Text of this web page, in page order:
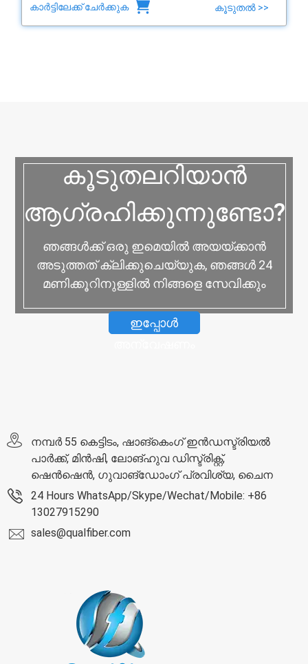
കാർട്ടിലേക്ക് ചേർക്കുക കൂടുതൽ >>
കൂടുതലറിയാൻ
ആഗ്രഹിക്കുന്നുണ്ടോ?
ഞങ്ങൾക്ക് ഒരു ഇമെയിൽ അയയ്‌ക്കാൻ
അടുത്തത് ക്ലിക്കുചെയ്യുക, ഞങ്ങൾ 24
മണിക്കൂറിനുള്ളിൽ നിങ്ങളെ സേവിക്കും
ഇപ്പോൾ
നമ്പർ 55 കെട്ടിടം, ഷാങ്‌കെംഗ് ഇൻഡസ്ട്രിയൽ
പാർക്ക്, മിൻ‌ഷി, ലോങ്‌ഹുവ ഡിസ്ട്രിക്റ്റ്,
ഷെൻ‌ഷെൻ, ഗുവാങ്‌ഡോംഗ് പ്രവിശ്യ, ചൈന
24 Hours WhatsApp/Skype/Wechat/Mobile: +86
13027915290
sales@qualfiber.com